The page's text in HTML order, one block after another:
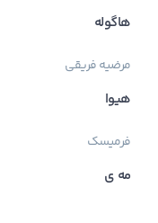
هاگوله
مرضیه فریقی
هیوا
فرمیسک
مه ی